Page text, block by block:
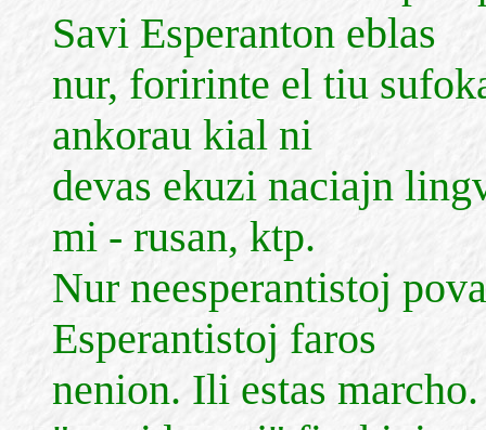
Savi Esperanton eblas
nur, foririnte el tiu
ankorau kial ni
devas ekuzi naciajn
mi - rusan, ktp.
Nur neesperantistoj
Esperantistoj faros
nenion. Ili estas